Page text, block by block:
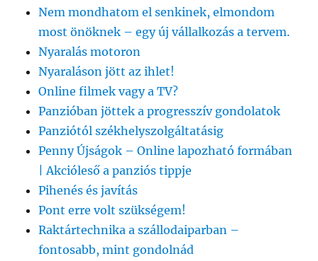
Nem mondhatom el senkinek, elmondom
most önöknek – egy új vállalkozás a tervem.
Nyaralás motoron
Nyaraláson jött az ihlet!
Online filmek vagy a TV?
Panzióban jöttek a progresszív gondolatok
Panziótól székhelyszolgáltatásig
Penny Újságok – Online lapozható formában
| Akcióleső a panziós tippje
Pihenés és javítás
Pont erre volt szükségem!
Raktártechnika a szállodaiparban –
fontosabb, mint gondolnád